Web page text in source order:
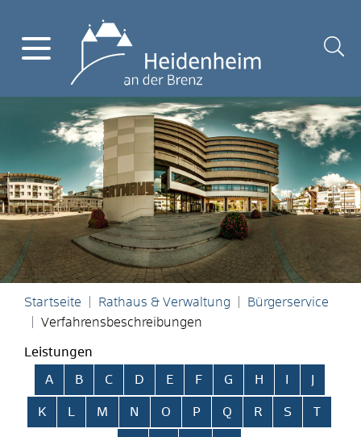
Startseite Rathaus & Verwaltung
Bürgerservice
Verfahrensbeschreibungen
Leistungen
Alphabetisches Register überspringen
A B C D E F G H
K L M N O P Q R S T